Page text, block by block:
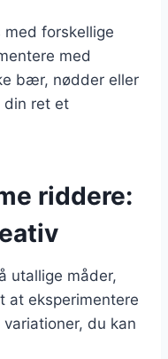
med forskellige
med
bær, nødder eller
din ret et
riddere:
utallige måder,
at eksperimentere
du kan